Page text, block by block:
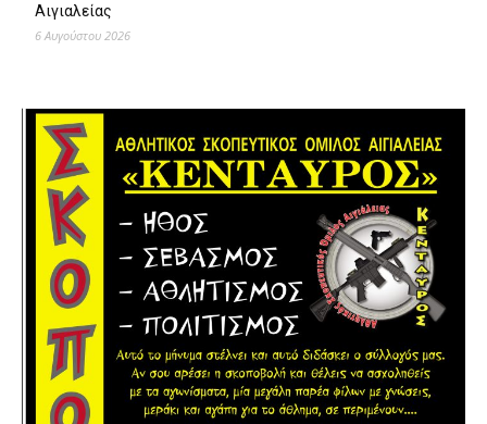
Αιγιαλείας
6 Αυγούστου 2026